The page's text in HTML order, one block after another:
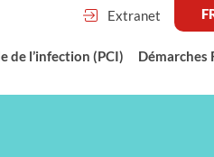
Extranet
de l’infection (PCI) Démarches